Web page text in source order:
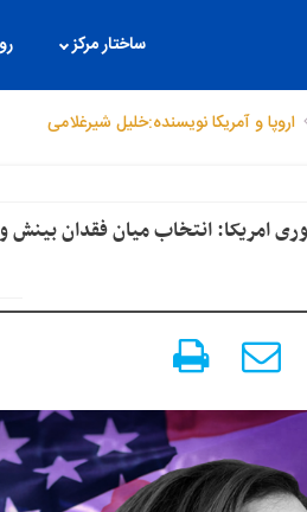
ساختار مرکز
اروپا و آمریکانویسنده:خلیل شیرغلامی
امریکا: انتخاب میان فقدان بینش